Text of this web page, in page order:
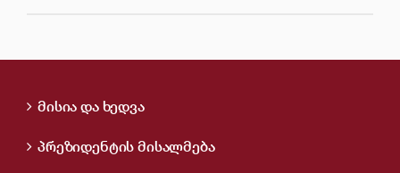
მისია და ხედვა
პრეზიდენტის მისალმება